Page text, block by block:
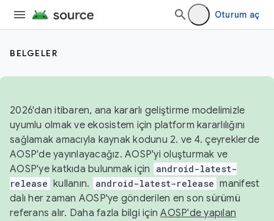
Oturum aç
BELGELER
2026'dan itibaren, ana kararlı geliştirme modelimizle
uyumlu olmak ve ekosistem için platform kararlılığını
sağlamak amacıyla kaynak kodunu 2. ve 4. çeyreklerde
AOSP'de yayınlayacağız. AOSP'yi oluşturmak ve
AOSP'ye katkıda bulunmak için
android-latest-
release kullanın. android-latest-release manifest
dalı her zaman AOSP'ye gönderilen en son sürümü
referans alır. Daha fazla bilgi içinAOSP'de yapılan